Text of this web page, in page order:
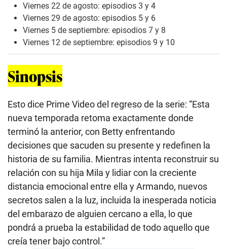
Viernes 22 de agosto: episodios 3 y 4
Viernes 29 de agosto: episodios 5 y 6
Viernes 5 de septiembre: episodios 7 y 8
Viernes 12 de septiembre: episodios 9 y 10
Sinopsis
Esto dice Prime Video del regreso de la serie: “Esta
nueva temporada retoma exactamente donde
terminó la anterior, con Betty enfrentando
decisiones que sacuden su presente y redefinen la
historia de su familia. Mientras intenta reconstruir su
relación con su hija Mila y lidiar con la creciente
distancia emocional entre ella y Armando, nuevos
secretos salen a la luz, incluida la inesperada noticia
del embarazo de alguien cercano a ella, lo que
pondrá a prueba la estabilidad de todo aquello que
creía tener bajo control.”